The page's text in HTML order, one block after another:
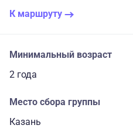
К маршруту
Минимальный возраст
2 года
Место сбора группы
Казань